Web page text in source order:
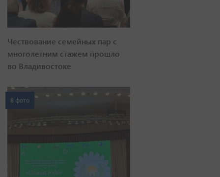
Чествование семейных пар с
многолетним стажем прошло
во Владивостоке
8 фото